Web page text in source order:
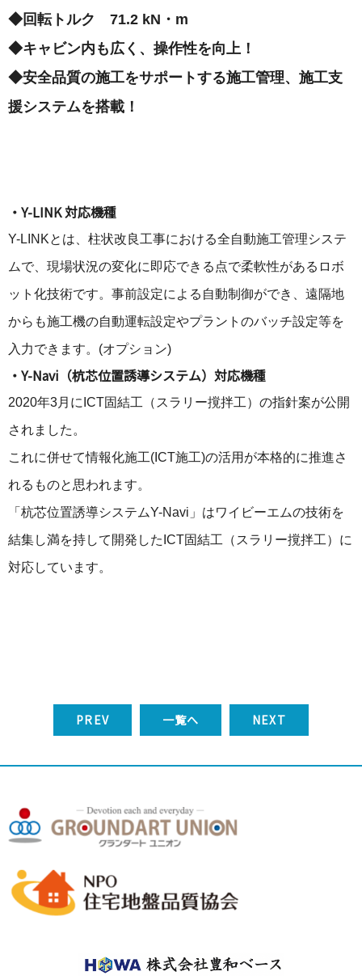
◆回転トルク 71.2 kN・m
◆キャビン内も広く、操作性を向上！
◆安全品質の施工をサポートする施工管理、施工支
援システムを搭載！
・Y-LINK 対応機種
Y-LINKとは、柱状改良工事における全自動施工管理システ
ムで、現場状況の変化に即応できる点で柔軟性があるロボ
ット化技術です。事前設定による自動制御ができ、遠隔地
からも施工機の自動運転設定やプラントのバッチ設定等を
入力できます。(オプション)
・Y-Navi（杭芯位置誘導システム）対応機種
2020年3月にICT固結工（スラリー撹拌工）の指針案が公開
されました。
これに併せて情報化施工(ICT施工)の活用が本格的に推進さ
れるものと思われます。
「杭芯位置誘導システムY-Navi」はワイビーエムの技術を
結集し満を持して開発したICT固結工（スラリー撹拌工）に
対応しています。
PREV 一覧へ NEXT